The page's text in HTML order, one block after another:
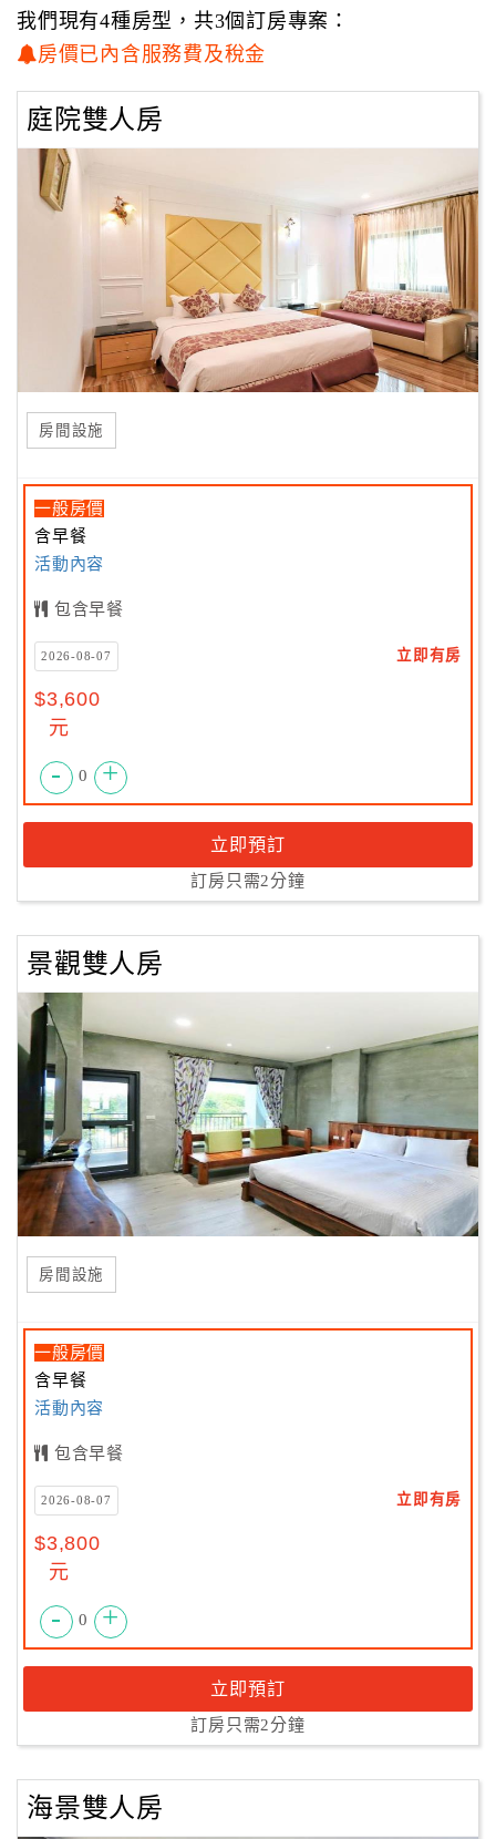
亮，空間舒適寬敞，木材選用民宿主人自種25年的桃花心木
建材做為床板、餐桌椅、櫃檯、櫃子等，以專業的木工老師-
木一裁的實木上，與大自然融合在一起，給每位入住的房客
感受恆春半島中有特色溫馨民宿，經過多年的辛勞日子，終
於完成所有民宿主體，民宿主人還出了一本民宿緣由雜誌，
讓更多人了解〝里夏民宿〞經營的服務態度，樸實方式，相
敬如賓的接待。另外民宿每日準備現作輕食營養早餐給房客
享用，令人有溫馨真誠的接待，歡迎大家一起享受歡樂的假
我們現有4種房型，共3個訂房專案：
房價已內含服務費及稅金
庭院雙人房
房間設施
一般房價
含早餐
活動內容
包含早餐
2026-08-07 立即有房
$3,600
元
- 0 +
立即預訂
訂房只需2分鐘
景觀雙人房
房間設施
一般房價
含早餐
活動內容
包含早餐
2026-08-07 立即有房
$3,800
元
- 0 +
立即預訂
訂房只需2分鐘
海景雙人房